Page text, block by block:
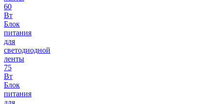
60
Вт
Блок
питания
для
светодиодной
ленты
75
Вт
Блок
питания
для